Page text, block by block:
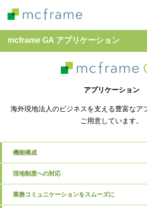
mcframe GA アプリケーション
アプリケーション
海外現地法人のビジネスを支える豊富なア
ご用意しています。
機能構成
現地制度への対応
業務コミュニケーションをスムーズに